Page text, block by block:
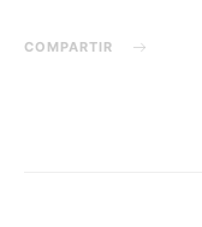
COMPARTIR